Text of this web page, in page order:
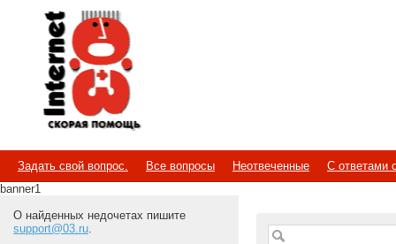
Internet
Скорая помощь
Задать свой вопрос. Все вопросы Неотвеченные
С ответами
banner1
О найденных недочетах пишите
support@03.ru.